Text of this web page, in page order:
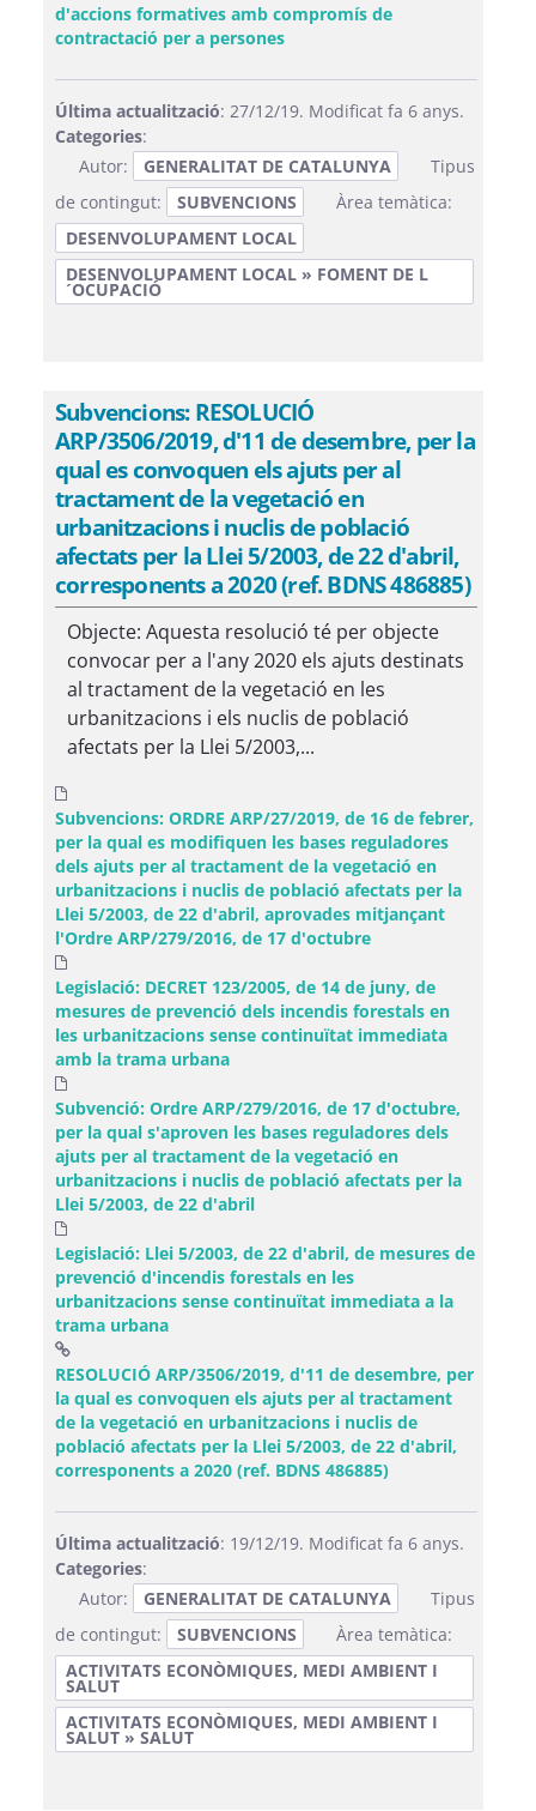
d'accions formatives amb compromís de
contractació per a persones(Obre una finestra nova)
Última actualització: 27/12/19. Modificat fa 6 anys.
Categories:
Autor:
GENERALITAT DE CATALUNYA
Tipus
de contingut:
SUBVENCIONS
Àrea temàtica:
DESENVOLUPAMENT LOCAL
DESENVOLUPAMENT LOCAL » FOMENT DE L
´OCUPACIÓ
Subvencions: RESOLUCIÓ
ARP/3506/2019, d'11 de desembre, per la
qual es convoquen els ajuts per al
tractament de la vegetació en
urbanitzacions i nuclis de població
afectats per la Llei 5/2003, de 22 d'abril,
corresponents a 2020 (ref. BDNS 486885)
Objecte: Aquesta resolució té per objecte
convocar per a l'any 2020 els ajuts destinats
al tractament de la vegetació en les
urbanitzacions i els nuclis de població
afectats per la Llei 5/2003,...
Subvencions: ORDRE ARP/27/2019, de 16 de febrer,
per la qual es modifiquen les bases reguladores
dels ajuts per al tractament de la vegetació en
urbanitzacions i nuclis de població afectats per la
Llei 5/2003, de 22 d'abril, aprovades mitjançant
l'Ordre ARP/279/2016, de 17 d'octubre
Legislació: DECRET 123/2005, de 14 de juny, de
mesures de prevenció dels incendis forestals en
les urbanitzacions sense continuïtat immediata
amb la trama urbana
Subvenció: Ordre ARP/279/2016, de 17 d'octubre,
per la qual s'aproven les bases reguladores dels
ajuts per al tractament de la vegetació en
urbanitzacions i nuclis de població afectats per la
Llei 5/2003, de 22 d'abril
Legislació: Llei 5/2003, de 22 d'abril, de mesures de
prevenció d'incendis forestals en les
urbanitzacions sense continuïtat immediata a la
trama urbana
RESOLUCIÓ ARP/3506/2019, d'11 de desembre, per
la qual es convoquen els ajuts per al tractament
de la vegetació en urbanitzacions i nuclis de
població afectats per la Llei 5/2003, de 22 d'abril,
corresponents a 2020 (ref. BDNS 486885)(Obre una
Última actualització: 19/12/19. Modificat fa 6 anys.
Categories:
Autor:
GENERALITAT DE CATALUNYA
Tipus
de contingut:
SUBVENCIONS
Àrea temàtica:
ACTIVITATS ECONÒMIQUES, MEDI AMBIENT I
SALUT
ACTIVITATS ECONÒMIQUES, MEDI AMBIENT I
SALUT » SALUT